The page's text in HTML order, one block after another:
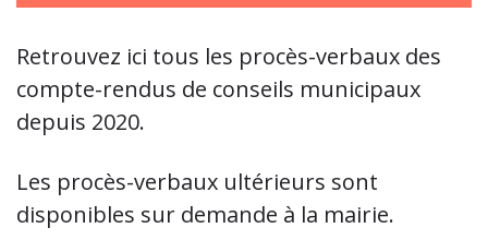
Retrouvez ici tous les procès-verbaux des
compte-rendus de conseils municipaux
depuis 2020.
Les procès-verbaux ultérieurs sont
disponibles sur demande à la mairie.